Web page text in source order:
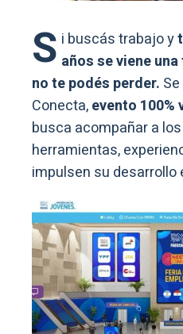
S i buscás trabajo y
años se viene
no te podés perder.
Conecta,evento
busca acompañar a
herramientas,
impulsen su desarrollo